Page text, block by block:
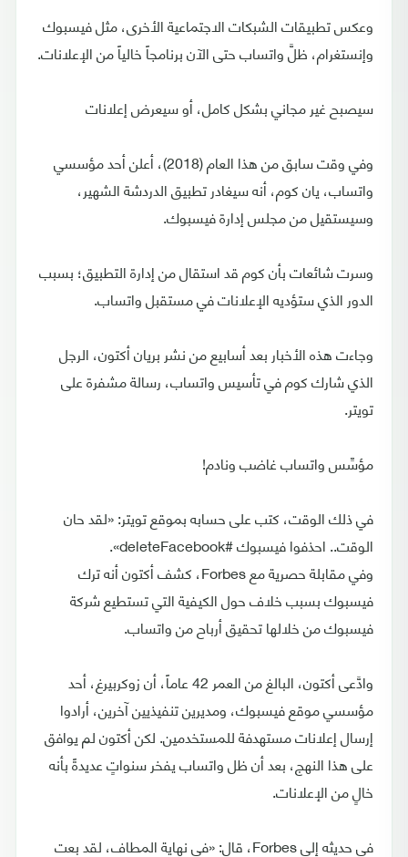
وعكس تطبيقات الشبكات الاجتماعية الأخرى، مثل فيسبوك
وإنستغرام، ظلَّ واتساب حتى الآن برنامجاً خالياً من الإعلانات.
سيصبح غير مجاني بشكل كامل، أو سيعرض إعلانات
وفي وقت سابق من هذا العام (2018)، أعلن أحد مؤسسي
واتساب، يان كوم، أنه سيغادر تطبيق الدردشة الشهير،
وسيستقيل من مجلس إدارة فيسبوك.
وسرت شائعات بأن كوم قد استقال من إدارة التطبيق؛ بسبب
الدور الذي ستؤديه الإعلانات في مستقبل واتساب.
وجاءت هذه الأخبار بعد أسابيع من نشر بريان أكتون، الرجل
الذي شارك كوم في تأسيس واتساب، رسالة مشفرة على
تويتر.
مؤسِّس واتساب غاضب ونادم!
في ذلك الوقت، كتب على حسابه بموقع تويتر: «لقد حان
الوقت.. احذفوا فيسبوك #deleteFacebook».
وفي مقابلة حصرية مع Forbes، كشف أكتون أنه ترك
فيسبوك بسبب خلاف حول الكيفية التي تستطيع شركة
فيسبوك من خلالها تحقيق أرباح من واتساب.
وادَّعى أكتون، البالغ من العمر 42 عاماً، أن زوكربيرغ، أحد
مؤسسي موقع فيسبوك، ومديرين تنفيذيين آخرين، أرادوا
إرسال إعلانات مستهدفة للمستخدمين. لكن أكتون لم يوافق
على هذا النهج، بعد أن ظل واتساب يفخر سنواتٍ عديدةً بأنه
خالٍ من الإعلانات.
في حديثه إلى Forbes، قال: «في نهاية المطاف، لقد بعت